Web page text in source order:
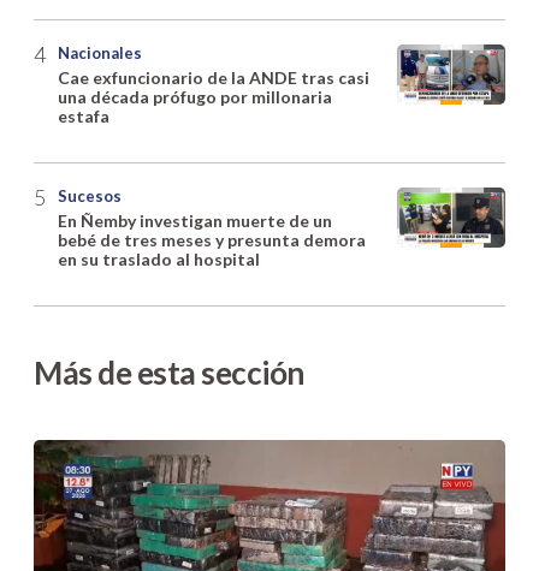
Nacionales
Cae exfuncionario de la ANDE tras casi
una década prófugo por millonaria
estafa
Sucesos
En Ñemby investigan muerte de un
bebé de tres meses y presunta demora
en su traslado al hospital
Más de esta sección